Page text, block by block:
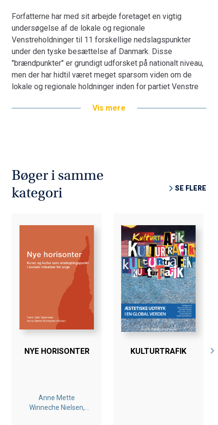
Forfatterne har med sit arbejde foretaget en vigtig
undersøgelse af de lokale og regionale
Venstreholdninger til 11 forskellige nedslagspunkter
under den tyske besættelse af Danmark. Disse
"brændpunkter" er grundigt udforsket på nationalt niveau,
men der har hidtil været meget sparsom viden om de
lokale og regionale holdninger inden for partiet Venstre
Vis mere
Bøger i samme
kategori
SE FLERE
NYE HORISONTER
Anne Mette
Winneche Nielsen,
KULTURTRAFIK